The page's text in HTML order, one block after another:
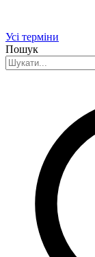
Усі терміни
Пошук